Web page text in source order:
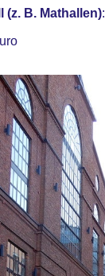
(z. B. Mathallen)